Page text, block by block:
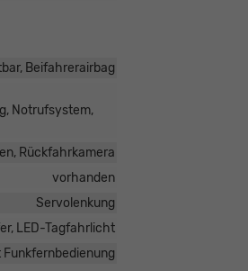
Beifahrerairbag
Notrufsystem,
Rückfahrkamera
vorhanden
Servolenkung
LED-Tagfahrlicht